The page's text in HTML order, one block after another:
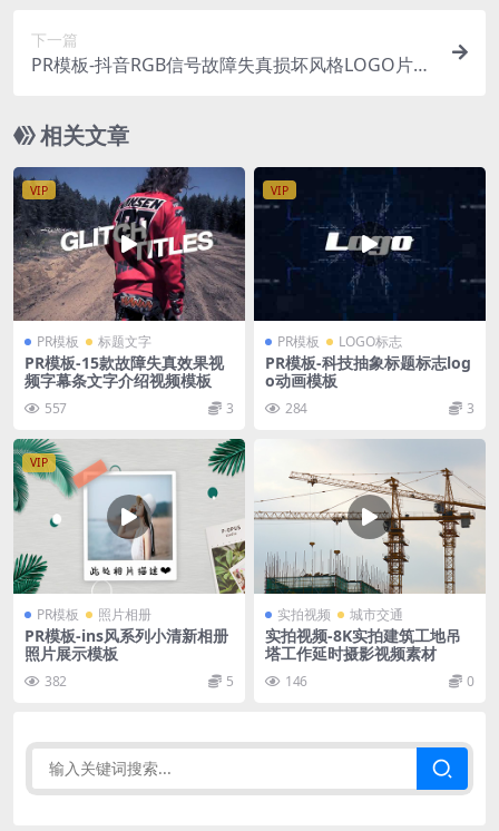
下一篇
PR模板-抖音RGB信号故障失真损坏风格LOGO片头
相关文章
VIP
PR模板 标题文字
PR模板-15款故障失真效果视
频字幕条文字介绍视频模板
557 3
VIP
PR模板 LOGO标志
PR模板-科技抽象标题标志log
o动画模板
284 3
VIP
PR模板 照片相册
PR模板-ins风系列小清新相册
照片展示模板
382 5
实拍视频 城市交通
实拍视频-8K实拍建筑工地吊
塔工作延时摄影视频素材
146 0